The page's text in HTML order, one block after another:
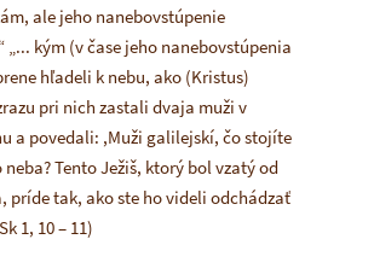
ale jeho nanebovstúpenie
„... kým(v čase jeho nanebovstúpenia
hľadeli k nebu, ako(Kristus)
pri nich zastali dvaja muži v
a povedali: ,Muži galilejskí, čo stojíte
Tento Ježiš, ktorý bol vzatý od
príde tak, ako ste ho videli odchádzať
1, 10 – 11)